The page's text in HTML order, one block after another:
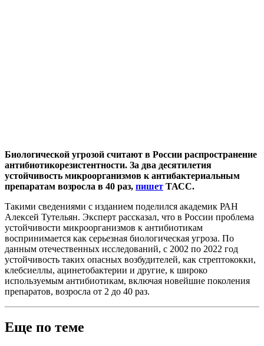
Биологической угрозой считают в России распространение
антибиотикорезистентности. За два десятилетия
устойчивость микроорганизмов к антибактериальным
препаратам возросла в 40 раз, пишет ТАСС.
Такими сведениями с изданием поделился академик РАН
Алексей Тутельян. Эксперт рассказал, что в России проблема
устойчивости микроорганизмов к антибиотикам
воспринимается как серьезная биологическая угроза. По
данным отечественных исследований, с 2002 по 2022 год
устойчивость таких опасных возбудителей, как стрептококки,
клебсиеллы, ацинетобактерии и другие, к широко
используемым антибиотикам, включая новейшие поколения
препаратов, возросла от 2 до 40 раз.
Еще по теме